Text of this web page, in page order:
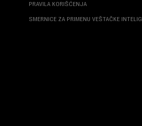
PRAVILA KORIŠĆENJA
SMERNICE ZA PRIMENU VEŠTAČKE